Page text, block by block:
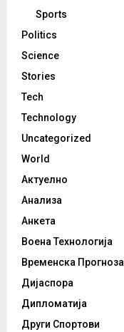
Sports
Politics
Science
Stories
Tech
Technology
Uncategorized
World
Актуелно
Анализа
Анкета
Воена Технологија
Временска Прогноза
Дијаспора
Дипломатија
Други Спортови